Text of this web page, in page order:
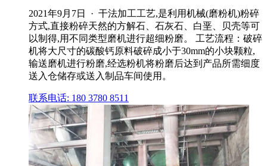
2021年9月7日 · 干法加工工艺,是利用机械(磨粉机)粉碎
方式,直接粉碎天然的方解石、石灰石、白垩、贝壳等可
以制得,用不同类型磨机进行超细粉磨。 工艺流程：破碎
机将大尺寸的碳酸钙原料破碎成小于30mm的小块颗粒,
输送磨机进行粉磨,经选粉机将粉磨后达到产品所需细度
送入仓储存或送入制品车间使用。
联系电话: 180 3780 8511